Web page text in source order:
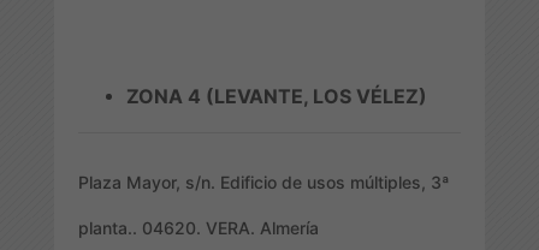
ZONA 4 (LEVANTE, LOS VÉLEZ)
Plaza Mayor, s/n. Edificio de usos múltiples, 3ª
planta.. 04620. VERA. Almería